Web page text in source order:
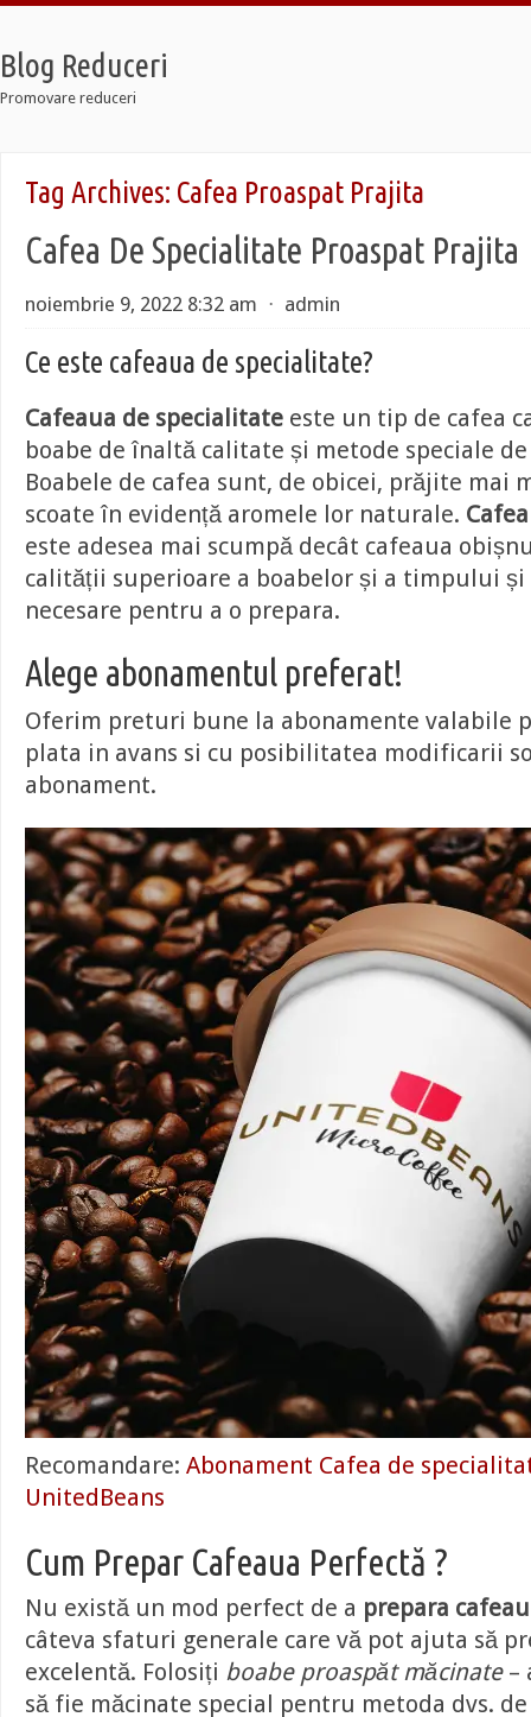
Blog Reduceri
Promovare reduceri
Taxi
Taxi
7
Tag Archives: Cafea Proaspat Prajita
Cafea De Specialitate Proaspat Prajita
noiembrie 9, 2022 8:32 am ⋅ admin
Ce este cafeaua de specialitate?
Cafeaua de specialitate este un tip de cafea
boabe de înaltă calitate și metode speciale
Boabele de cafea sunt, de obicei, prăjite mai
scoate în evidență aromele lor naturale.
este adesea mai scumpă decât cafeaua
calității superioare a boabelor și a timpului
necesare pentru a o prepara.
Alege abonamentul preferat!
Oferim preturi bune la abonamente valabile
plata in avans si cu posibilitatea modificarii
abonament.
Recomandare: Abonament Cafea de
UnitedBeans
Cum Prepar Cafeaua Perfectă ?
Nu există un mod perfect de a prepara
câteva sfaturi generale care vă pot ajuta să
excelentă. Folosiți boabe proaspăt măcinate –
să fie măcinate special pentru metoda dvs.